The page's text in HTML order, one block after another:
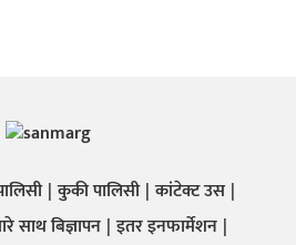
कुकी पालिसी कांटेक्ट उस
साथ बिज्ञापन इतर इनफार्मेशन